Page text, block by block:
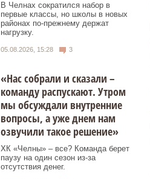
В Челнах сократился набор в
первые классы, но школы в новых
районах по-прежнему держат
нагрузку.
05.08.2026, 15:28 3
«Нас собрали и сказали –
команду распускают. Утром
мы обсуждали внутренние
вопросы, а уже днем нам
озвучили такое решение»
ХК «Челны» – все? Команда берет
паузу на один сезон из-за
отсутствия денег.